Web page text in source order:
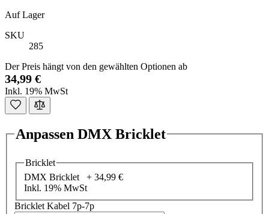
Auf Lager
SKU
285
Der Preis hängt von den gewählten Optionen ab
34,99 €
Inkl. 19% MwSt
Anpassen DMX Bricklet
Bricklet
DMX Bricklet + 34,99 €
Inkl. 19% MwSt
Bricklet Kabel 7p-7p